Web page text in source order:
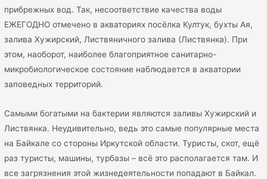
прибрежных вод. Так, несоответствие качества воды
ЕЖЕГОДНО отмечено в акваториях посёлка Култук, бухты Ая,
залива Хужирский, Листвяничного залива (Листвянка). При
этом, наоборот, наиболее благоприятное санитарно-
микробиологическое состояние наблюдается в акватории
заповедных территорий.
Самыми богатыми на бактерии являются заливы Хужирский и
Листвянка. Неудивительно, ведь это самые популярные места
на Байкале со стороны Иркутской области. Туристы, скот, ещё
раз туристы, машины, турбазы – всё это располагается там. И
все загрязнения этой жизнедеятельности попадают в Байкал.